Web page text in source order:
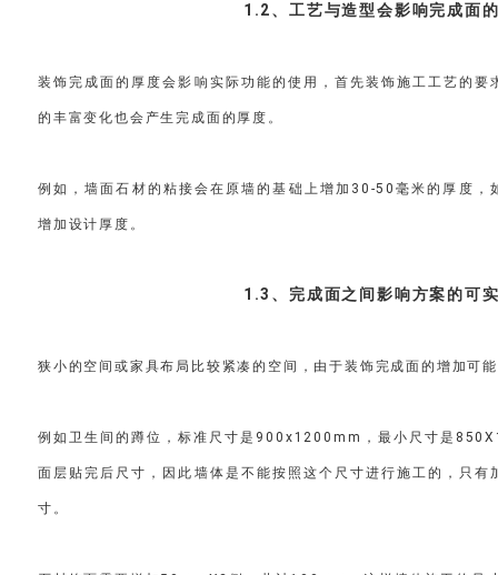
1.2、工艺与造型会影响完成面
装饰完成面的厚度会影响实际功能的使用，首先装饰施工工艺的
的丰富变化也会产生完成面的厚度。
例如，墙面石材的粘接会在原墙的基础上增加30-50毫米的厚度，
增加设计厚度。
1.3、完成面之间影响方案的可
狭小的空间或家具布局比较紧凑的空间，由于装饰完成面的增加可
例如卫生间的蹲位，标准尺寸是900x1200mm，最小尺寸是
面层贴完后尺寸，因此墙体是不能按照这个尺寸进行施工的，只
寸。